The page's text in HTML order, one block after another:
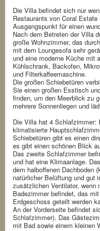
Die Villa befindet sich nur
Restaurants von Coral
Ausgangspunkt für einen
Nach dem Betreten der Villa
große Wohnzimmer, das
mit dem Loungesofa sehr
und eine moderne Küche mit
Kühlschrank, Backofen,
und Filterkaffeemaschine.
Die großen Schiebetüren
Sie einen großen Esstisch
finden, um den Meerblick zu
mehrere Sonnenliegen und
Die Villa hat 4
klimatisierte
Schiebetüren gibt es einen
es gibt einen schönen Blick
Das zweite Schlafzimmer
und hat eine Klimaanlage.
dem halboffenen Dachboden
natürlicher Belüftung und gut
zusätzlichen Ventilator,
Badezimmer befindet, das
Erdgeschoss geteilt werden
An der Vorderseite befindet
Schlafzimmer). Das
mit Bad sowie einem kleinen